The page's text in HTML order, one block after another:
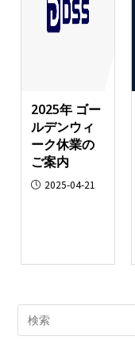
2025年 ゴー
ルデンウィ
ーク休業の
ご案内
2025-04-21